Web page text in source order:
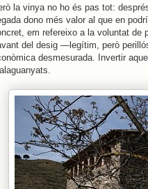
la vinya no ho és pas tot:
dono més valor al que en
em refereixo a la voluntat de
del desig —legítim, però
desmesurada. Invertir